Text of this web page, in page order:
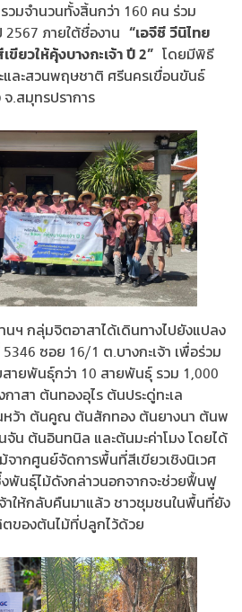
มจำนวนทั้งสิ้นกว่า 160 คน ร่วม
2567 ภายใต้ชื่องาน “เอจีซี วีนิไทย
วให้คุ้งบางกะเจ้า ปี 2” โดยมีพิธี
ละสวนพฤษชาติ ศรีนครเขื่อนขันธ์
จ.สมุทรปราการ
นฯ กลุ่มจิตอาสาได้เดินทางไปยังแปลง
ซอย 16/1 ต.บางกะเจ้า เพื่อร่วม
ายพันธุ์กว่า 10 สายพันธุ์ รวม 1,000
าสา ต้นทองอุไร ต้นประดู่ทะเล
หว้า ต้นคูณ ต้นสักทอง ต้นยางนา ต้นพ
น ต้นอินทนิล และต้นมะค่าโมง โดยได้
ากศูนย์จัดการพื้นที่สีเขียวเชิงนิเวศ
พันธุ์ไม้ดังกล่าวนอกจากจะช่วยฟื้นฟู
จ้าให้กลับคืนมาแล้ว ชาวชุมชนในพื้นที่ยัง
ตของต้นไม้ที่ปลูกไว้ด้วย